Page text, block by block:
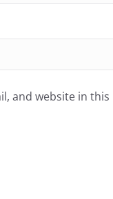
and website in